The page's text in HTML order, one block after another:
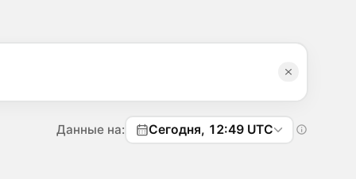
Данные на: Сегодня, 12:49 UTC